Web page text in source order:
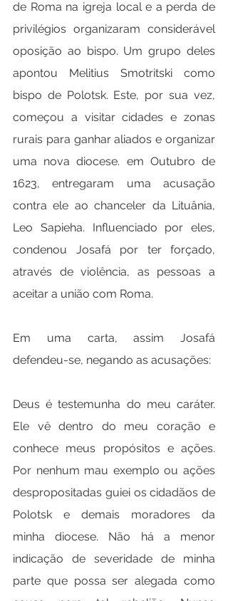
de Roma na igreja local e a perda de
privilégios organizaram considerável
oposição ao bispo. Um grupo deles
apontou Melitius Smotritski como
bispo de Polotsk. Este, por sua vez,
começou a visitar cidades e zonas
rurais para ganhar aliados e organizar
uma nova diocese. em Outubro de
1623, entregaram uma acusação
contra ele ao chanceler da Lituânia,
Leo Sapieha. Influenciado por eles,
condenou Josafá por ter forçado,
através de violência, as pessoas a
aceitar a união com Roma.
Em uma carta, assim Josafá
defendeu-se, negando as acusações:
Deus é testemunha do meu caráter.
Ele vê dentro do meu coração e
conhece meus propósitos e ações.
Por nenhum mau exemplo ou ações
despropositadas guiei os cidadãos de
Polotsk e demais moradores da
minha diocese. Não há a menor
indicação de severidade de minha
parte que possa ser alegada como